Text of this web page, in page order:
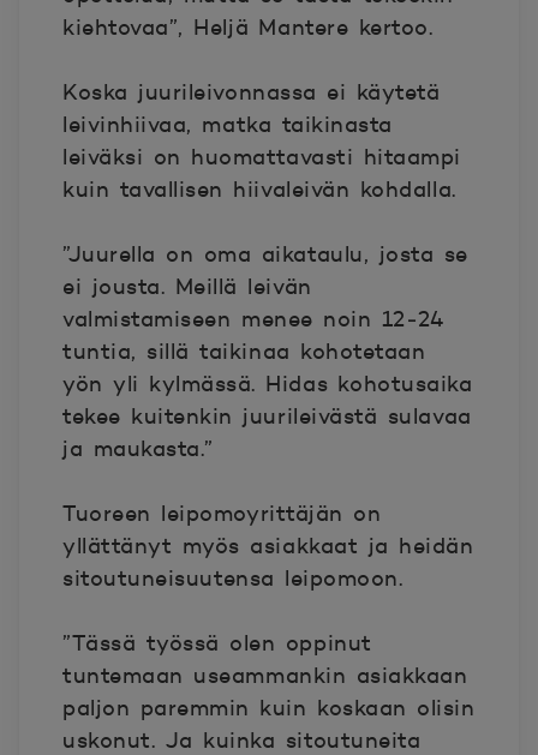
kiehtovaa”, Heljä Mantere kertoo.
Koska juurileivonnassa ei käytetä
leivinhiivaa, matka taikinasta
leiväksi on huomattavasti hitaampi
kuin tavallisen hiivaleivän kohdalla.
”Juurella on oma aikataulu, josta se
ei jousta. Meillä leivän
valmistamiseen menee noin 12‒24
tuntia, sillä taikinaa kohotetaan
yön yli kylmässä. Hidas kohotusaika
tekee kuitenkin juurileivästä sulavaa
ja maukasta.”
Tuoreen leipomoyrittäjän on
yllättänyt myös asiakkaat ja heidän
sitoutuneisuutensa leipomoon.
”Tässä työssä olen oppinut
tuntemaan useammankin asiakkaan
paljon paremmin kuin koskaan olisin
uskonut. Ja kuinka sitoutuneita